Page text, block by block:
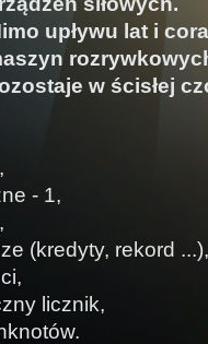
upływu lat i
w ścisłej
- 1,
(kredyty, rekord ...),
licznik,